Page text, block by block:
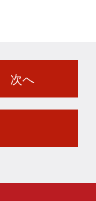
次へ